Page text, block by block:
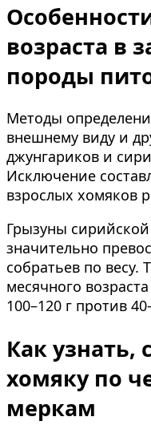
возраста в
породы
Методы
внешнему виду и
джунгариков и
Исключение
взрослых хомяков
Грызуны
значительно
собратьев по весу.
месячного
100–120 г против
Как узнать,
хомяку по
меркам